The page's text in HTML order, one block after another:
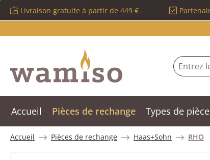
au contenu principal
Passer à la recherche
Passer à la navigation principale
Livraison gratuite à partir de 449 €
Accueil Pièces de rechange Types de
Accueil Pièces de rechange Haas+Sohn RHO